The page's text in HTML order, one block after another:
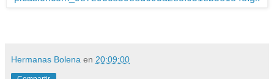
Hermanas Bolena en 20:09:00